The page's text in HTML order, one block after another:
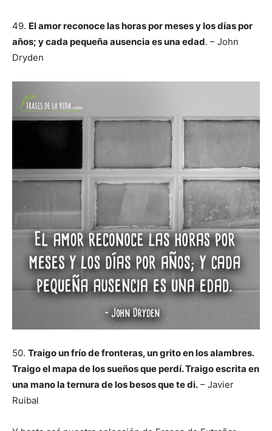
49. El amor reconoce las horas por meses y los días por
años; y cada pequeña ausencia es una edad. – John
Dryden
50. Traigo un frío de fronteras, un grito en los alambres.
Traigo el mapa de los sueños que perdí. Traigo escrita en
una mano la ternura de los besos que te di. – Javier
Ruibal